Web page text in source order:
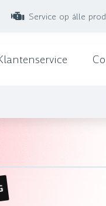
Service op álle